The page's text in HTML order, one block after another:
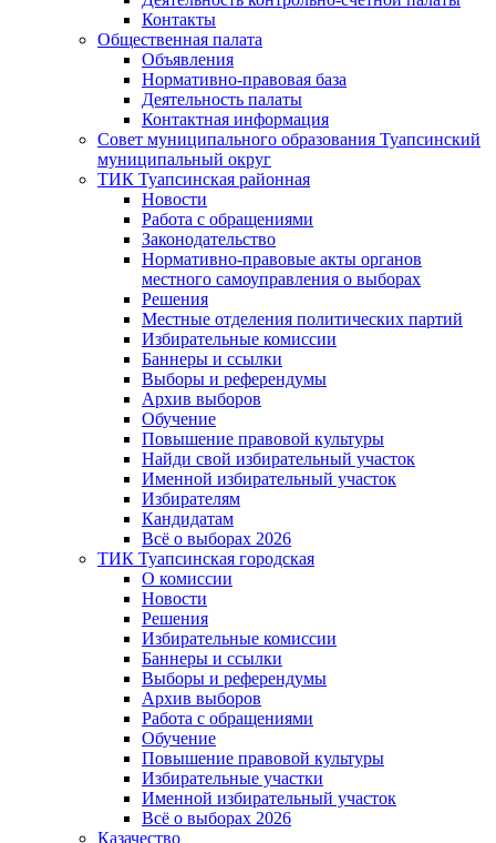
Контакты
Общественная палата
Объявления
Нормативно-правовая база
Деятельность палаты
Контактная информация
Совет муниципального образования Туапсинский
муниципальный округ
ТИК Туапсинская районная
Новости
Работа с обращениями
Законодательство
Нормативно-правовые акты органов
местного самоуправления о выборах
Решения
Местные отделения политических партий
Избирательные комиссии
Баннеры и ссылки
Выборы и референдумы
Архив выборов
Обучение
Повышение правовой культуры
Найди свой избирательный участок
Именной избирательный участок
Избирателям
Кандидатам
Всё о выборах 2026
ТИК Туапсинская городская
О комиссии
Новости
Решения
Избирательные комиссии
Баннеры и ссылки
Выборы и референдумы
Архив выборов
Работа с обращениями
Обучение
Повышение правовой культуры
Избирательные участки
Именной избирательный участок
Всё о выборах 2026
Казачество